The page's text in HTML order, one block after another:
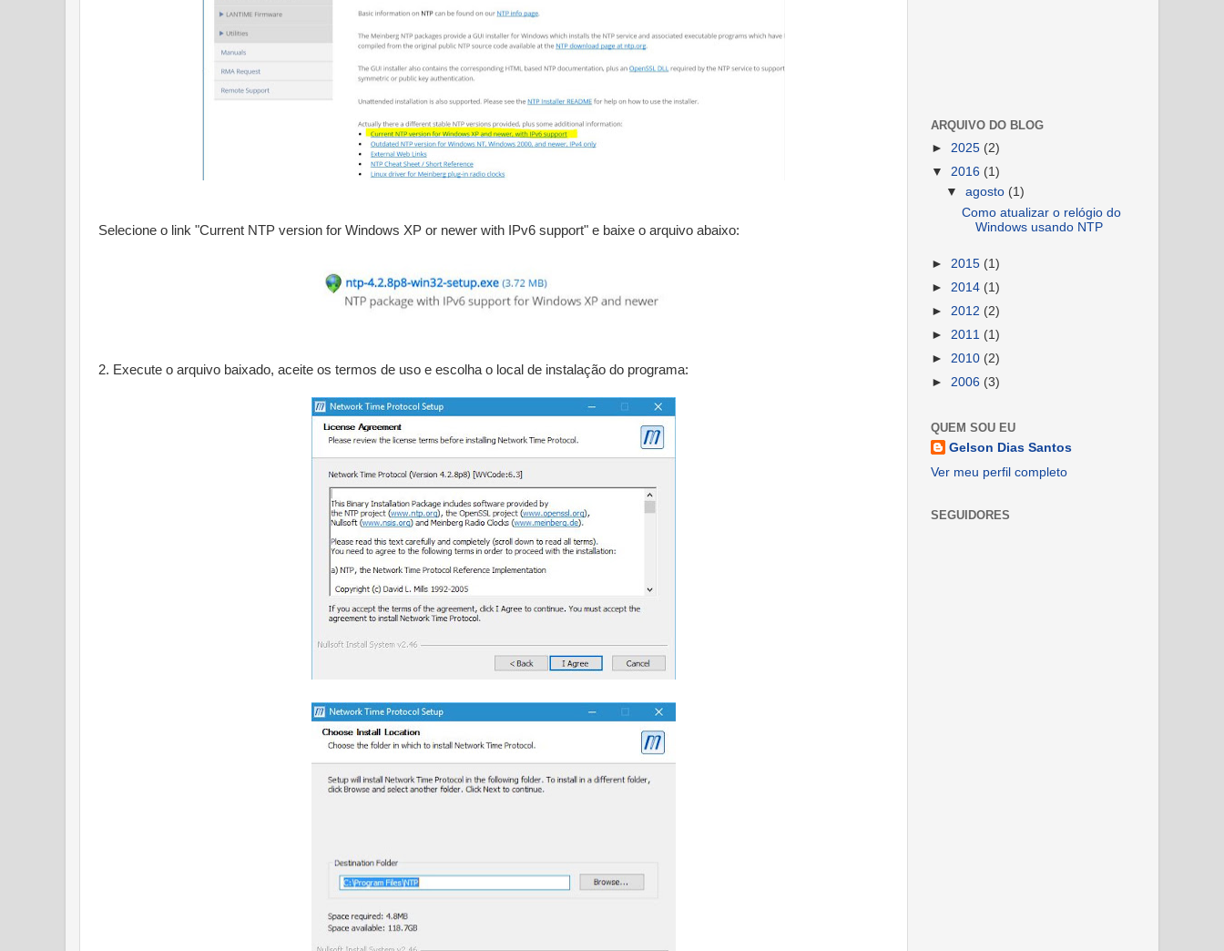
Selecione o link "Current NTP version for Windows XP or newer with IPv6 support" e baixe o arquivo abaixo:
2. Execute o arquivo baixado, aceite os termos de uso e escolha o local de instalação do programa:
ARQUIVO DO BLOG
► 2025 (2)
▼ 2016 (1)
▼agosto (1)
Como atualizar o relógio do
Windows usando NTP
► 2015 (1)
► 2014 (1)
► 2012 (2)
► 2011 (1)
► 2010 (2)
► 2006 (3)
QUEM SOU EU
Gelson Dias Santos
Ver meu perfil completo
SEGUIDORES